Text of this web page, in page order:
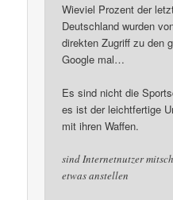
Wieviel Prozent der
Deutschland wurden
direkten Zugriff zu den
Google mal…
Es sind nicht die
es ist der leichtfertige
mit ihren Waffen.
sind Internetnutzer
etwas anstellen